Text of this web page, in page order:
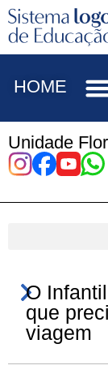
HOME
Unidade
O
que
viagem